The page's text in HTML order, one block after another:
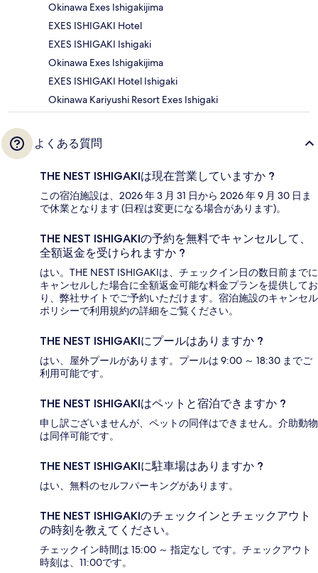
Okinawa Exes Ishigakijima
EXES ISHIGAKI Hotel
EXES ISHIGAKI Ishigaki
Okinawa Exes Ishigakijima
EXES ISHIGAKI Hotel Ishigaki
Okinawa Kariyushi Resort Exes Ishigaki
よくある質問
THE NEST ISHIGAKIは現在営業していますか ?
この宿泊施設は、2026 年 3 月 31 日から 2026 年 9 月 30 日ま
で休業となります (日程は変更になる場合があります)。
THE NEST ISHIGAKIの予約を無料でキャンセルして、
全額返金を受けられますか ?
はい。THE NEST ISHIGAKIは、チェックイン日の数日前までに
キャンセルした場合に全額返金可能な料金プランを提供してお
り、弊社サイトでご予約いただけます。宿泊施設のキャンセル
ポリシーで利用規約の詳細をご覧ください。
THE NEST ISHIGAKIにプールはありますか ?
はい、屋外プールがあります。プールは 9:00 ～ 18:30 までご
利用可能です。
THE NEST ISHIGAKIはペットと宿泊できますか ?
申し訳ございませんが、ペットの同伴はできません。介助動物
は同伴可能です。
THE NEST ISHIGAKIに駐車場はありますか ?
はい、無料のセルフパーキングがあります。
THE NEST ISHIGAKIのチェックインとチェックアウト
の時刻を教えてください。
チェックイン時間は 15:00 ～ 指定なし です。チェックアウト
時刻は、11:00です。